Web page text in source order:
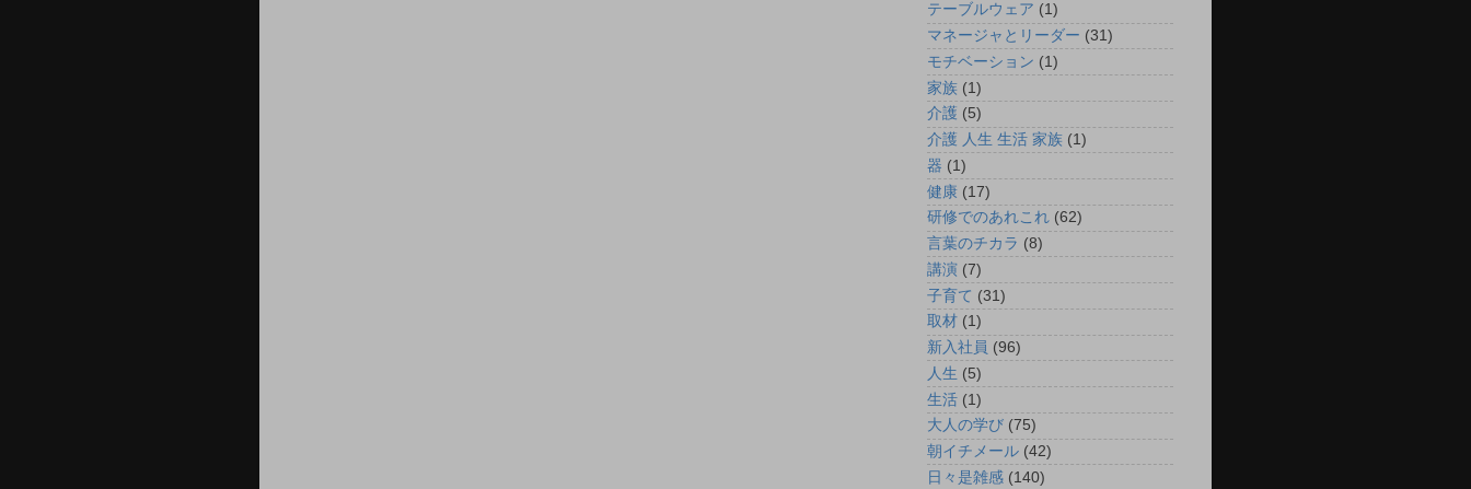
テーブルウェア (1)
マネージャとリーダー (31)
モチベーション (1)
家族 (1)
介護 (5)
介護 人生 生活 家族 (1)
器 (1)
健康 (17)
研修でのあれこれ (62)
言葉のチカラ (8)
講演 (7)
子育て (31)
取材 (1)
新入社員 (96)
人生 (5)
生活 (1)
大人の学び (75)
朝イチメール (42)
日々是雑感 (140)